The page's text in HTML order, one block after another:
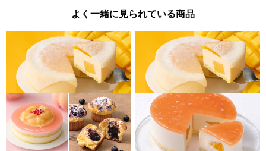
よく一緒に見られている商品